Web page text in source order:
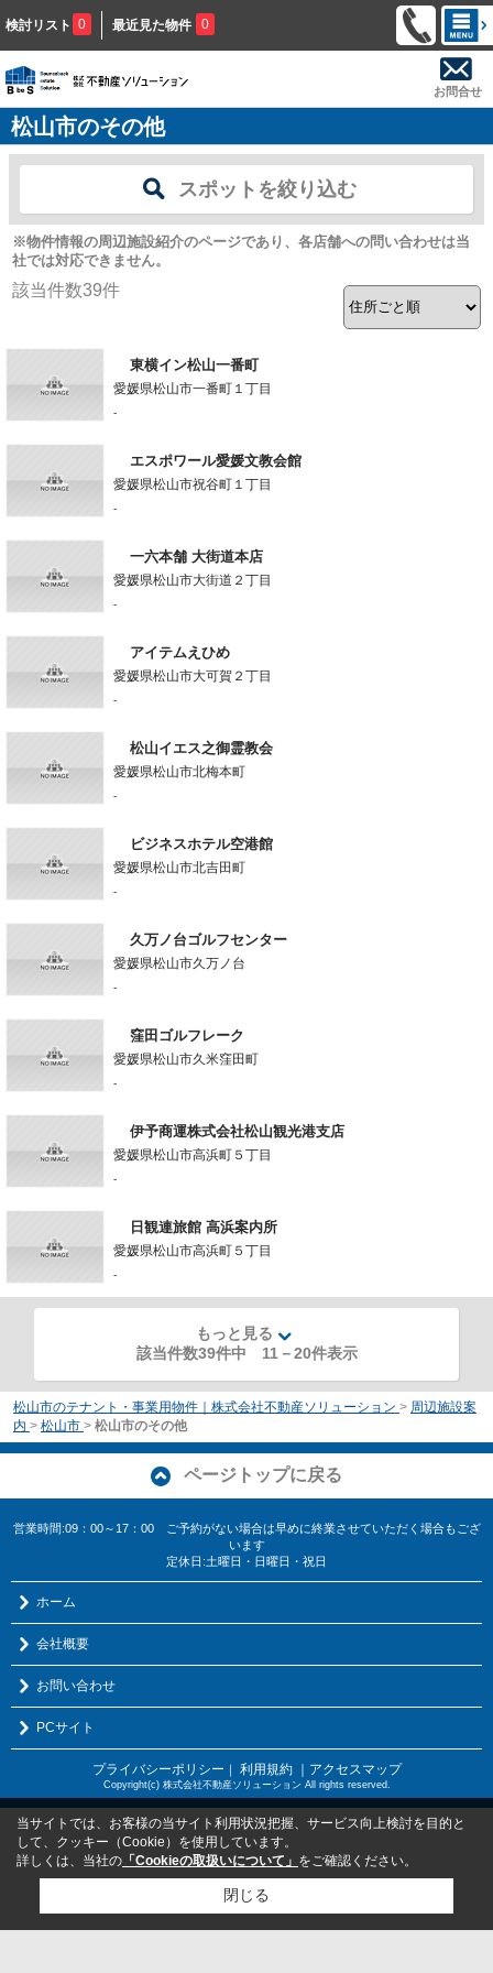
検討リスト 0 最近見た物件 0
お問合せ
松山市のその他
スポットを絞り込む
※物件情報の周辺施設紹介のページであり、各店舗への問い合わせは当
社では対応できません。
該当件数39件
東横イン松山一番町
愛媛県松山市一番町１丁目
-
エスポワール愛媛文教会館
愛媛県松山市祝谷町１丁目
-
一六本舗 大街道本店
愛媛県松山市大街道２丁目
-
アイテムえひめ
愛媛県松山市大可賀２丁目
-
松山イエス之御霊教会
愛媛県松山市北梅本町
-
ビジネスホテル空港館
愛媛県松山市北吉田町
-
久万ノ台ゴルフセンター
愛媛県松山市久万ノ台
-
窪田ゴルフレーク
愛媛県松山市久米窪田町
-
伊予商運株式会社松山観光港支店
愛媛県松山市高浜町５丁目
-
日観連旅館 高浜案内所
愛媛県松山市高浜町５丁目
-
もっと見る
該当件数39件中 11 －20件表示
松山市のテナント・事業用物件｜株式会社不動産ソリューション > 周辺施設案
内 > 松山市 > 松山市のその他
ページトップに戻る
営業時間:09：00～17：00 ご予約がない場合は早めに終業させていただく場合もござ
います
定休日:土曜日・日曜日・祝日
ホーム
会社概要
お問い合わせ
PCサイト
プライバシーポリシー ｜ 利用規約 ｜アクセスマップ
Copyright(c) 株式会社不動産ソリューション All rights reserved.
当サイトでは、お客様の当サイト利用状況把握、サービス向上検討を目的と
して、クッキー（Cookie）を使用しています。
詳しくは、当社の 「Cookieの取扱いについて」 をご確認ください。
閉じる